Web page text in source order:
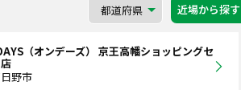
近場から探す
（オンデーズ） 京王高幡ショッピングセ
野市